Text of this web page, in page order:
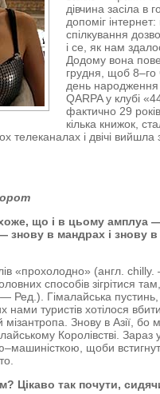
дівчина засіла в
допоміг
спілкування
і се, як нам
Додому вона
грудня, щоб
день народження
QARPA у клубі
фактично 29
кілька книжок,
телеканалах і двічі
що і в цьому амплуа
знову в мандрах і знову
«прохолодно» (англ. chilly.
способів зігрітися
— Ред.). Гімалайська
туристів хотілося
Знову в Азії, бо
Королівстві. Зараз
щоби
Цікаво так почути,